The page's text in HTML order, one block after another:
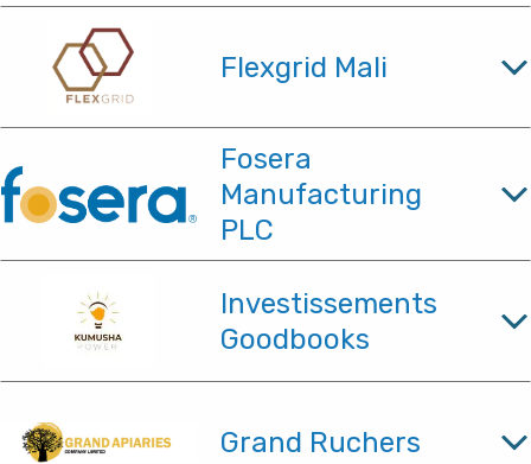
Flexgrid Mali
Fosera
Manufacturing
PLC
Investissements
Goodbooks
Grand Ruchers